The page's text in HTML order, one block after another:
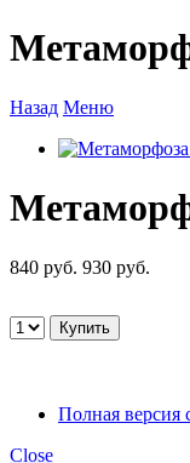
Назад Меню
840 руб. 930 руб.
Полная версия
Close